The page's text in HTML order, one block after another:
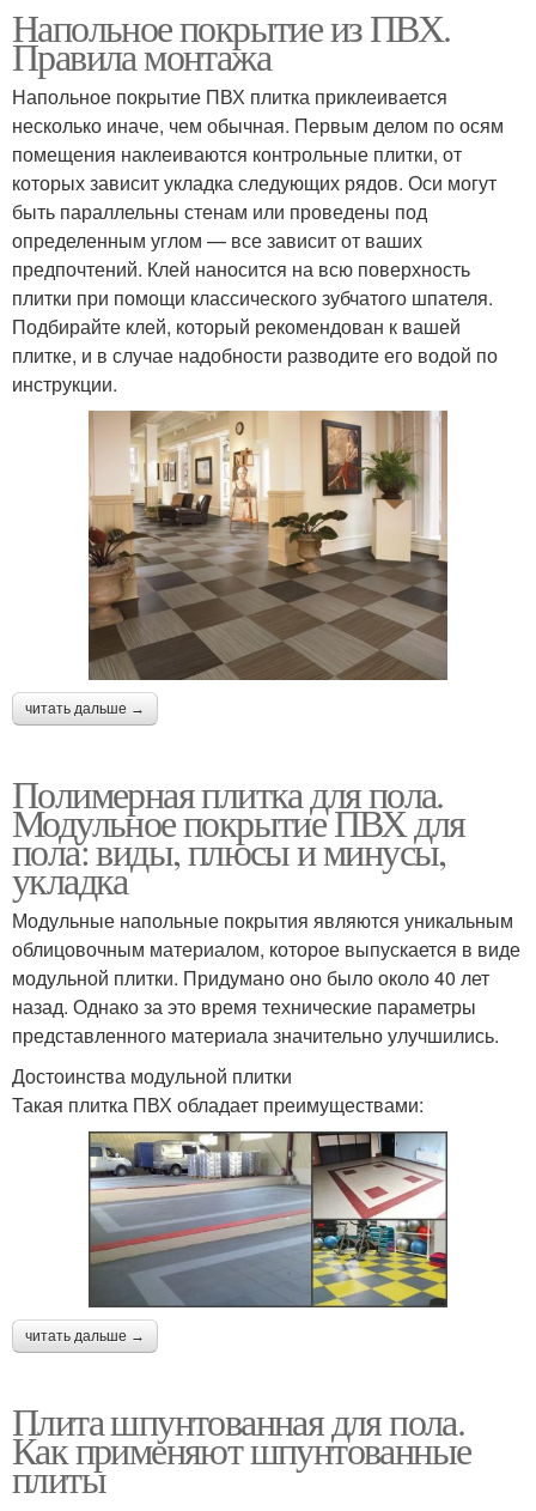
Напольное покрытие из ПВХ.
Правила монтажа
Напольное покрытие ПВХ плитка приклеивается
несколько иначе, чем обычная. Первым делом по осям
помещения наклеиваются контрольные плитки, от
которых зависит укладка следующих рядов. Оси могут
быть параллельны стенам или проведены под
определенным углом — все зависит от ваших
предпочтений. Клей наносится на всю поверхность
плитки при помощи классического зубчатого шпателя.
Подбирайте клей, который рекомендован к вашей
плитке, и в случае надобности разводите его водой по
инструкции.
читать дальше →
Полимерная плитка для пола.
Модульное покрытие ПВХ для
пола: виды, плюсы и минусы,
укладка
Модульные напольные покрытия являются уникальным
облицовочным материалом, которое выпускается в виде
модульной плитки. Придумано оно было около 40 лет
назад. Однако за это время технические параметры
представленного материала значительно улучшились.
Достоинства модульной плитки
Такая плитка ПВХ обладает преимуществами:
читать дальше →
Плита шпунтованная для пола.
Как применяют шпунтованные
плиты